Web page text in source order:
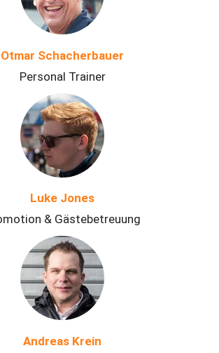
Otmar Schacherbauer
Personal Trainer
Luke Jones
& Gästebetreuung
Andreas Krein